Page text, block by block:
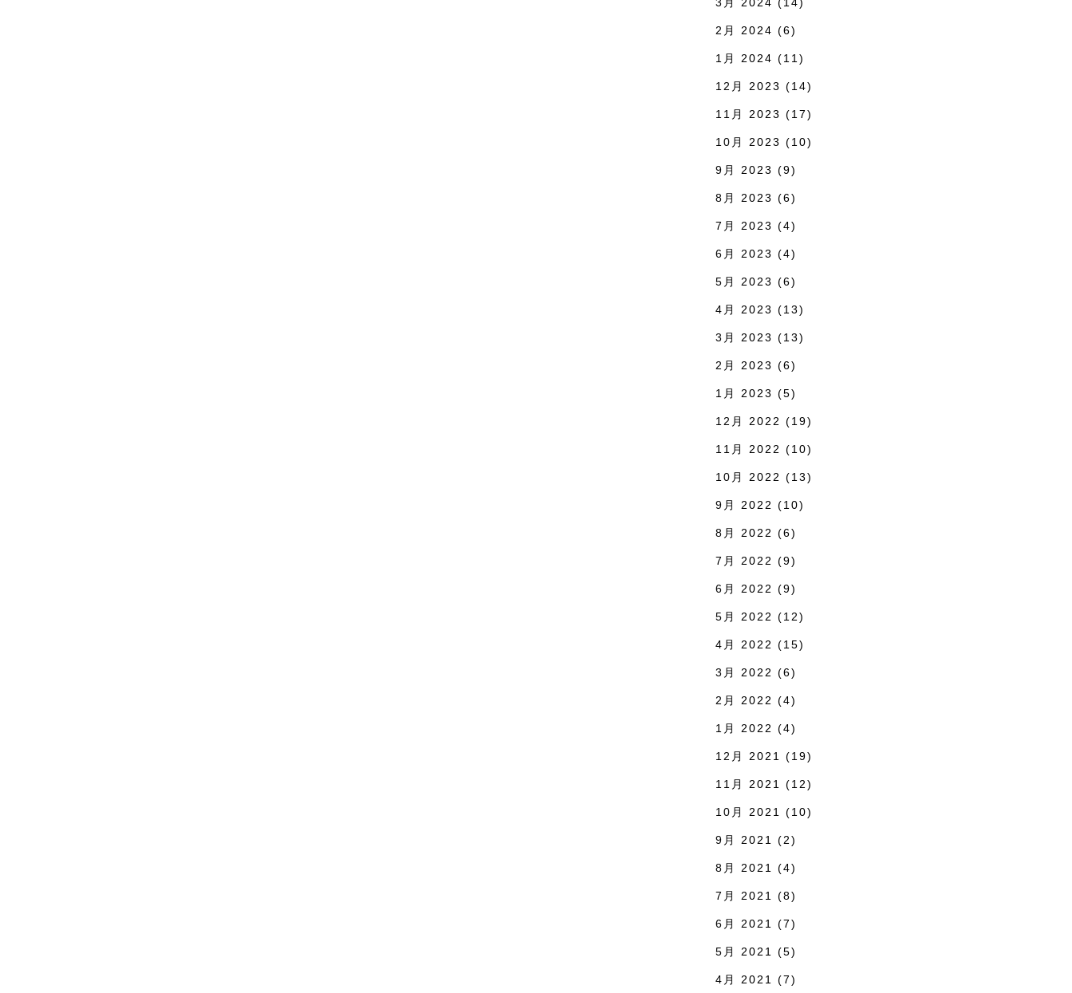
2月 2024 (6)
1月 2024 (11)
12月 2023 (14)
11月 2023 (17)
10月 2023 (10)
9月 2023 (9)
8月 2023 (6)
7月 2023 (4)
6月 2023 (4)
5月 2023 (6)
4月 2023 (13)
3月 2023 (13)
2月 2023 (6)
1月 2023 (5)
12月 2022 (19)
11月 2022 (10)
10月 2022 (13)
9月 2022 (10)
8月 2022 (6)
7月 2022 (9)
6月 2022 (9)
5月 2022 (12)
4月 2022 (15)
3月 2022 (6)
2月 2022 (4)
1月 2022 (4)
12月 2021 (19)
11月 2021 (12)
10月 2021 (10)
9月 2021 (2)
8月 2021 (4)
7月 2021 (8)
6月 2021 (7)
5月 2021 (5)
4月 2021 (7)